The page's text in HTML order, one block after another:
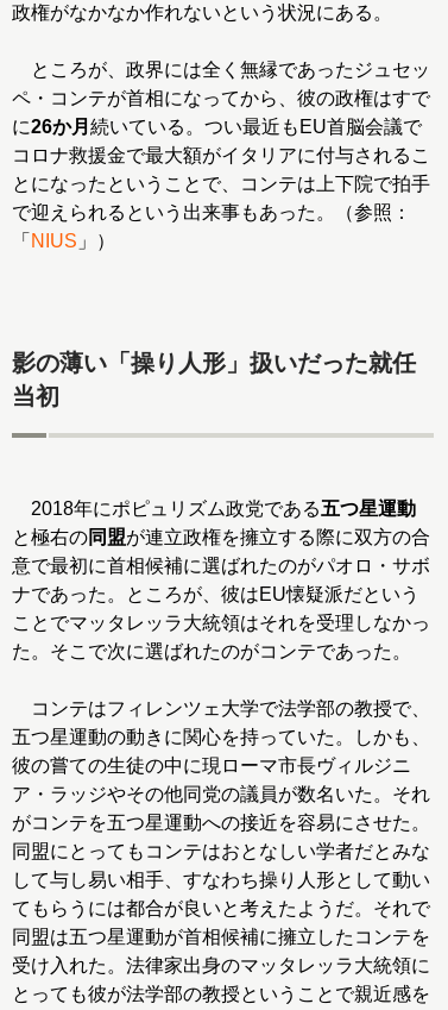
政権がなかなか作れないという状況にある。
ところが、政界には全く無縁であったジュセッ
ペ・コンテが首相になってから、彼の政権はすで
に26か月 続いている。つい最近もEU首脳会議で
コロナ救援金で最大額がイタリアに付与されるこ
とになったということで、コンテは上下院で拍手
で迎えられるという出来事もあった。（参照：
「 NIUS 」）
影の薄い「操り人形」扱いだった就任
当初
2018年にポピュリズム政党である五つ星運動
と極右の同盟が連立政権を擁立する際に双方の合
意で最初に首相候補に選ばれたのがパオロ・サボ
ナであった。ところが、彼はEU懐疑派だという
ことでマッタレッラ大統領はそれを受理しなかっ
た。そこで次に選ばれたのがコンテであった。
コンテはフィレンツェ大学で法学部の教授で、
五つ星運動の動きに関心を持っていた。しかも、
彼の嘗ての生徒の中に現ローマ市長ヴィルジニ
ア・ラッジやその他同党の議員が数名いた。それ
がコンテを五つ星運動への接近を容易にさせた。
同盟にとってもコンテはおとなしい学者だとみな
して与し易い相手、すなわち操り人形として動い
てもらうには都合が良いと考えたようだ。それで
同盟は五つ星運動が首相候補に擁立したコンテを
受け入れた。法律家出身のマッタレッラ大統領に
とっても彼が法学部の教授ということで親近感を